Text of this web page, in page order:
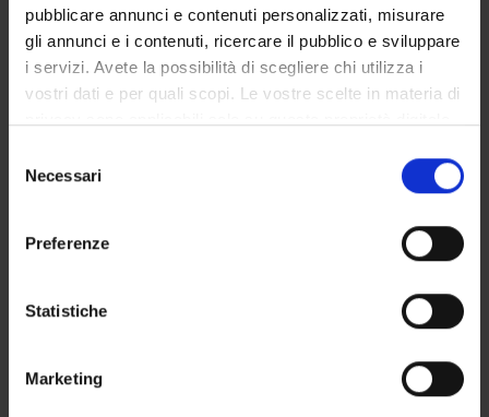
pubblicare annunci e contenuti personalizzati, misurare
gli annunci e i contenuti, ricercare il pubblico e sviluppare
i servizi. Avete la possibilità di scegliere chi utilizza i
vostri dati e per quali scopi. Le vostre scelte in materia di
modificare o revocare il proprio consenso in qualsiasi
momento dalla Dichiarazione sui cookie o facendo clic
raccogliere informazioni sulla tua posizione
geografica, con un'approssimazione di qualche
Identificare il tuo dispositivo, scansionandolo
delNecessari
Preferenze
Statistiche
Marketing
STRUTTURE DEL DIPARTIMENTO
CENTRI
LABORATORI